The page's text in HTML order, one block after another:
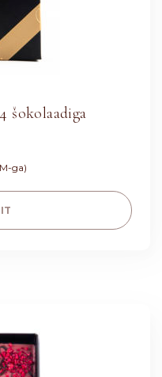
šokolaadiga
ga)